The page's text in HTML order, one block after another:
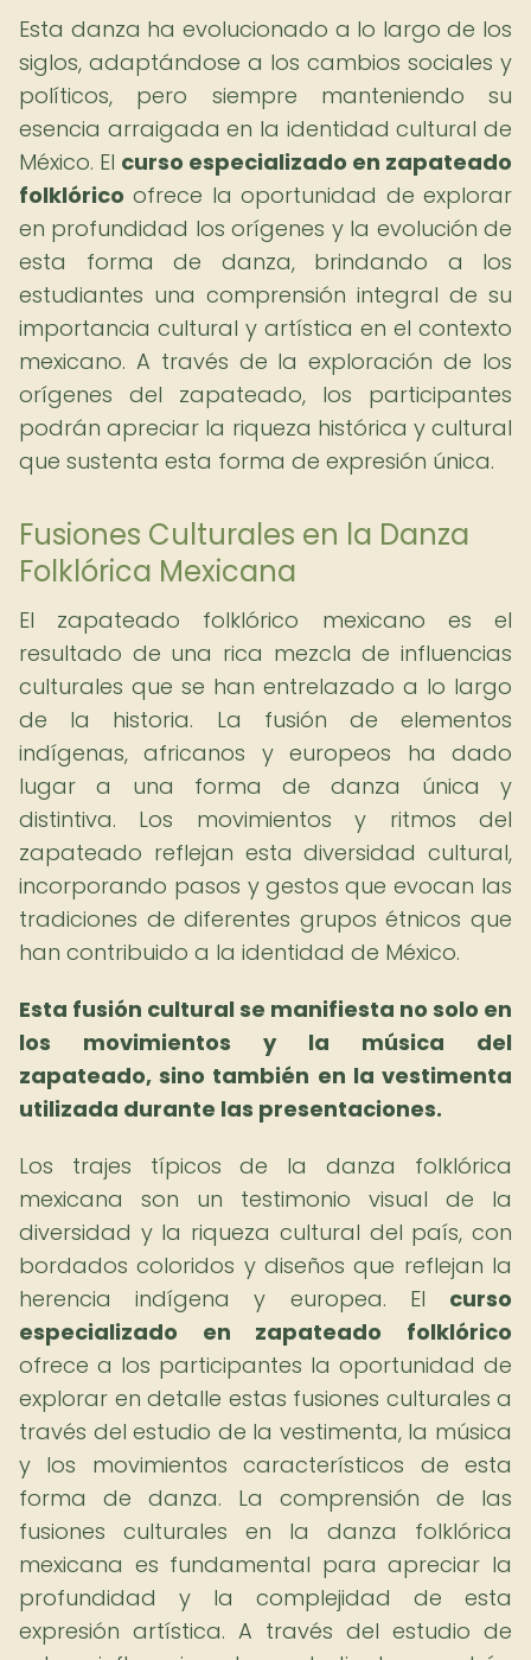
Esta danza ha evolucionado a lo largo de los
siglos, adaptándose a los cambios sociales y
políticos, pero siempre manteniendo su
esencia arraigada en la identidad cultural de
México. El curso especializado en zapateado
folklórico ofrece la oportunidad de explorar
en profundidad los orígenes y la evolución de
esta forma de danza, brindando a los
estudiantes una comprensión integral de su
importancia cultural y artística en el contexto
mexicano. A través de la exploración de los
orígenes del zapateado, los participantes
podrán apreciar la riqueza histórica y cultural
que sustenta esta forma de expresión única.
Fusiones Culturales en la Danza
Folklórica Mexicana
El zapateado folklórico mexicano es el
resultado de una rica mezcla de influencias
culturales que se han entrelazado a lo largo
de la historia. La fusión de elementos
indígenas, africanos y europeos ha dado
lugar a una forma de danza única y
distintiva. Los movimientos y ritmos del
zapateado reflejan esta diversidad cultural,
incorporando pasos y gestos que evocan las
tradiciones de diferentes grupos étnicos que
han contribuido a la identidad de México.
Esta fusión cultural se manifiesta no solo en
los movimientos y la música del
zapateado, sino también en la vestimenta
utilizada durante las presentaciones.
Los trajes típicos de la danza folklórica
mexicana son un testimonio visual de la
diversidad y la riqueza cultural del país, con
bordados coloridos y diseños que reflejan la
herencia indígena y europea. El curso
especializado en zapateado folklórico
ofrece a los participantes la oportunidad de
explorar en detalle estas fusiones culturales a
través del estudio de la vestimenta, la música
y los movimientos característicos de esta
forma de danza. La comprensión de las
fusiones culturales en la danza folklórica
mexicana es fundamental para apreciar la
profundidad y la complejidad de esta
expresión artística. A través del estudio de